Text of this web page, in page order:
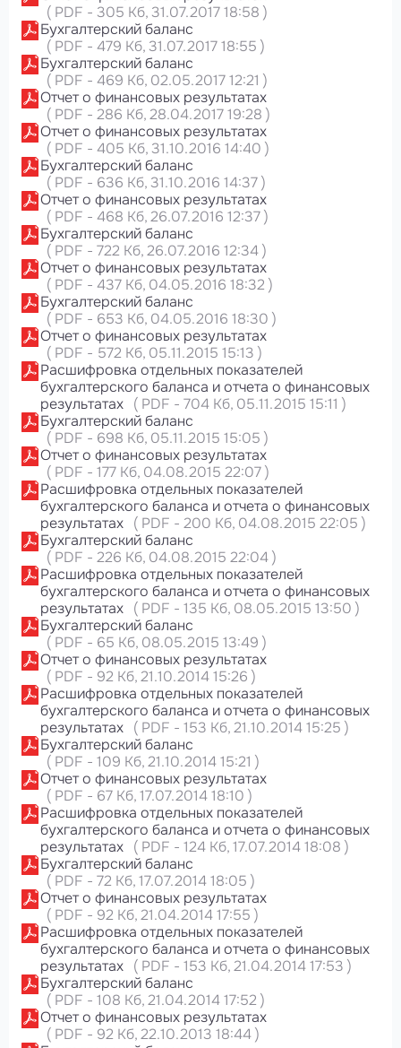
( PDF - 305 Кб, 31.07.2017 18:58 )
Бухгалтерский баланс
( PDF - 479 Кб, 31.07.2017 18:55 )
Бухгалтерский баланс
( PDF - 469 Кб, 02.05.2017 12:21 )
Отчет о финансовых результатах
( PDF - 286 Кб, 28.04.2017 19:28 )
Отчет о финансовых результатах
( PDF - 405 Кб, 31.10.2016 14:40 )
Бухгалтерский баланс
( PDF - 636 Кб, 31.10.2016 14:37)
Отчет о финансовых результатах
( PDF - 468 Кб, 26.07.2016 12:37)
Бухгалтерский баланс
( PDF - 722 Кб, 26.07.2016 12:34)
Отчет о финансовых результатах
( PDF - 437 Кб, 04.05.2016 18:32 )
Бухгалтерский баланс
( PDF - 653 Кб, 04.05.2016 18:30 )
Отчет о финансовых результатах
( PDF - 572 Кб, 05.11.2015 15:13 )
Расшифровка отдельных показателей
бухгалтерского баланса и отчета о финансовых
результатах ( PDF - 704 Кб, 05.11.2015 15:11 )
Бухгалтерский баланс
( PDF - 698 Кб, 05.11.2015 15:05 )
Отчет о финансовых результатах
( PDF - 177 Кб, 04.08.2015 22:07)
Расшифровка отдельных показателей
бухгалтерского баланса и отчета о финансовых
результатах ( PDF - 200 Кб, 04.08.2015 22:05 )
Бухгалтерский баланс
( PDF - 226 Кб, 04.08.2015 22:04)
Расшифровка отдельных показателей
бухгалтерского баланса и отчета о финансовых
результатах ( PDF - 135 Кб, 08.05.2015 13:50 )
Бухгалтерский баланс
( PDF - 65 Кб, 08.05.2015 13:49 )
Отчет о финансовых результатах
( PDF - 92 Кб, 21.10.2014 15:26 )
Расшифровка отдельных показателей
бухгалтерского баланса и отчета о финансовых
результатах ( PDF - 153 Кб, 21.10.2014 15:25 )
Бухгалтерский баланс
( PDF - 109 Кб, 21.10.2014 15:21 )
Отчет о финансовых результатах
( PDF - 67 Кб, 17.07.2014 18:10 )
Расшифровка отдельных показателей
бухгалтерского баланса и отчета о финансовых
результатах ( PDF - 124 Кб, 17.07.2014 18:08 )
Бухгалтерский баланс
( PDF - 72 Кб, 17.07.2014 18:05 )
Отчет о финансовых результатах
( PDF - 92 Кб, 21.04.2014 17:55 )
Расшифровка отдельных показателей
бухгалтерского баланса и отчета о финансовых
результатах ( PDF - 153 Кб, 21.04.2014 17:53 )
Бухгалтерский баланс
( PDF - 108 Кб, 21.04.2014 17:52 )
Отчет о финансовых результатах
( PDF - 92 Кб, 22.10.2013 18:44)